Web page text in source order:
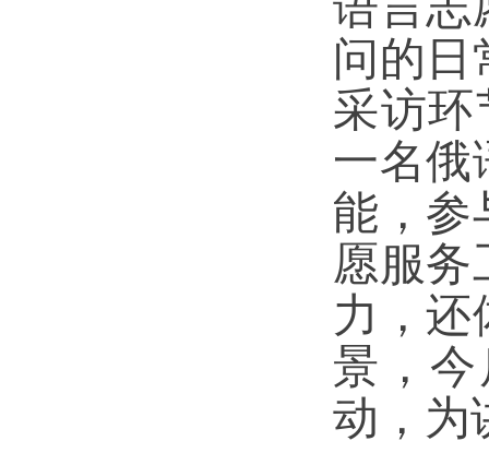
问的日
采访环
一名俄
能，参
愿服务
力，还
景，
动，为